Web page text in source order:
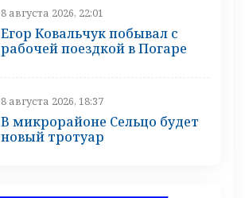
8 августа 2026, 22:01
Егор Ковальчук побывал с
рабочей поездкой в Погаре
8 августа 2026, 18:37
В микрорайоне Сельцо будет
новый тротуар